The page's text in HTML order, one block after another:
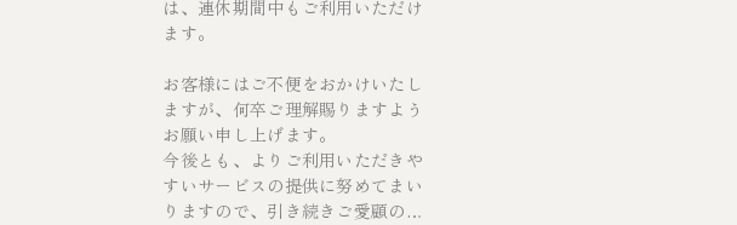
は、連休期間中もご利用いただけ
ます。
お客様にはご不便をおかけいたし
ますが、何卒ご理解賜りますよう
お願い申し上げます。
今後とも、よりご利用いただきや
すいサービスの提供に努めてまい
りますので、引き続きご愛顧のほ